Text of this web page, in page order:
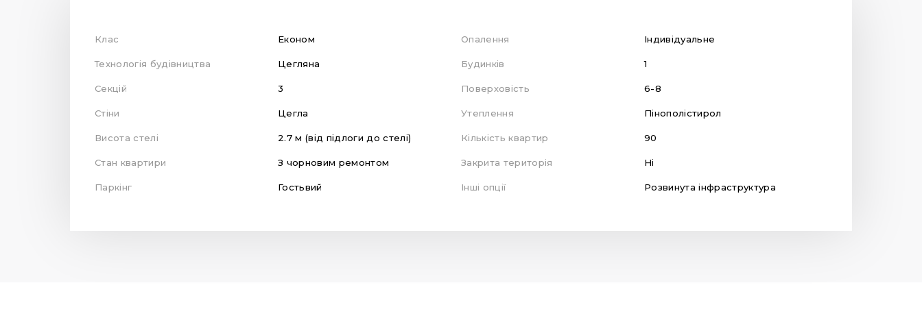
Клас Економ Опалення Індивідуальне
Технологія будівництва Цегляна Будинків 1
Секцій 3 Поверховість 6-8
Стіни Цегла Утеплення Пінополістирол
Висота стелі 2.7 м (від підлоги до стелі) Кількість квартир 90
Стан квартири З чорновим ремонтом Закрита територія Ні
Паркінг Гостьвий Інші опції Розвинута інфраструктура